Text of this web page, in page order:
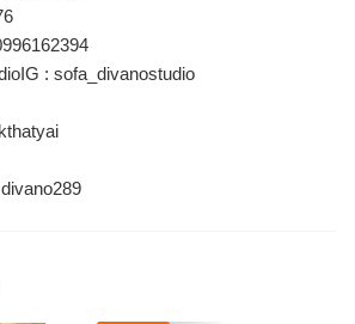
: sofa_divanostudio